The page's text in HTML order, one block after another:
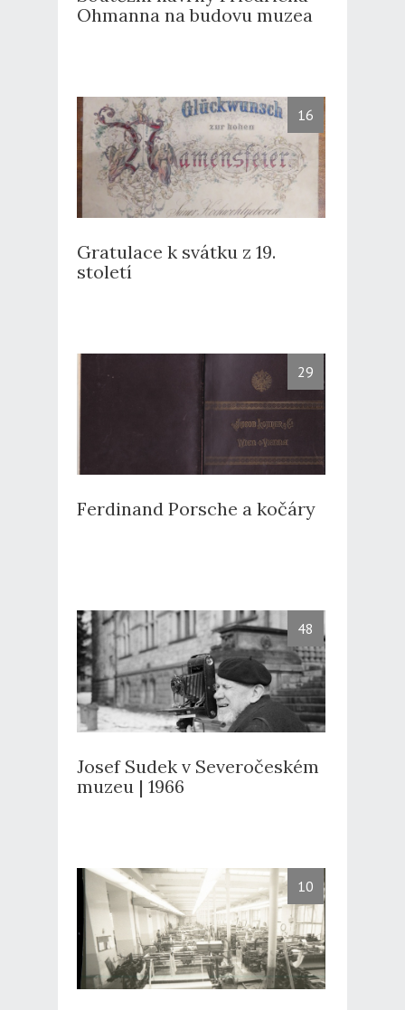
Ohmanna na budovu muzea
Gratulace k svátku z 19.
století
16
Ferdinand Porsche a kočáry
29
Josef Sudek v Severočeském
muzeu | 1966
48
10